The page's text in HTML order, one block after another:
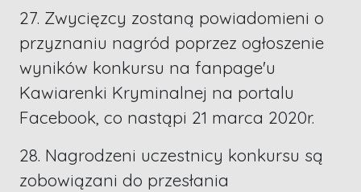
27. Zwycięzcy zostaną powiadomieni o
przyznaniu nagród poprzez ogłoszenie
wyników konkursu na fanpage'u
Kawiarenki Kryminalnej na portalu
Facebook, co nastąpi 21 marca 2020r.
28. Nagrodzeni uczestnicy konkursu są
zobowiązani do przesłania